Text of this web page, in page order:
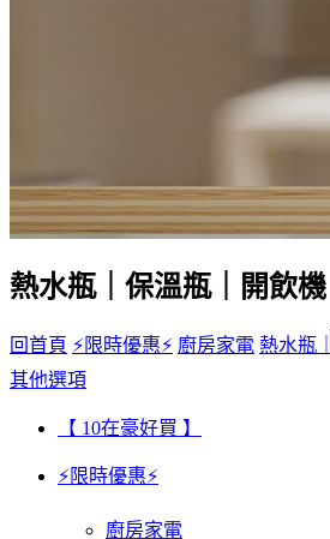
熱水瓶｜保溫瓶｜開飲機
回首頁 ⚡限時優惠⚡ 廚房家電 熱水瓶
其他選項
【 10在豪好買 】
⚡限時優惠⚡
廚房家電